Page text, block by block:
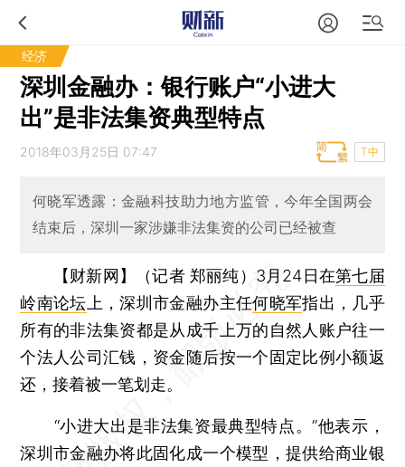
经济
深圳金融办：银行账户“小进大
出”是非法集资典型特点
2018年03月25日 07:47 T中
何晓军透露：金融科技助力地方监管，今年全国两会
结束后，深圳一家涉嫌非法集资的公司已经被查
【财新网】（记者 郑丽纯） 3月24日在第七届
岭南论坛 上，深圳市金融办主任何晓军指出，几乎
所有的非法集资都是从成千上万的自然人账户往一
个法人公司汇钱，资金随后按一个固定比例小额返
还，接着被一笔划走。
“小进大出是非法集资最典型特点。”他表示，
深圳市金融办将此固化成一个模型，提供给商业银